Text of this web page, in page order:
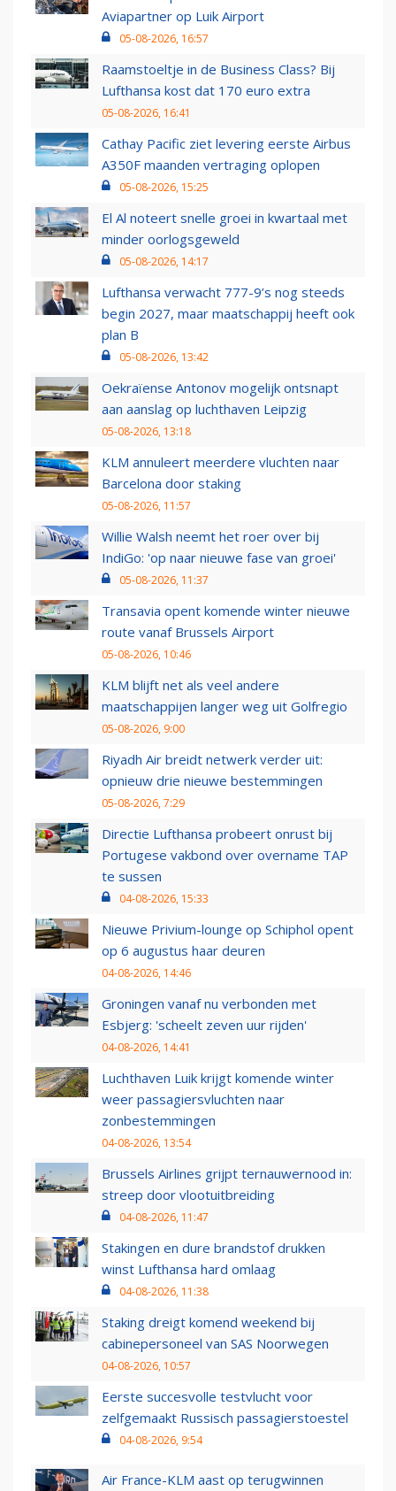
Aviapartner op Luik Airport
05-08-2026, 16:57
Raamstoeltje in de Business Class? Bij
Lufthansa kost dat 170 euro extra
05-08-2026, 16:41
Cathay Pacific ziet levering eerste Airbus
A350F maanden vertraging oplopen
05-08-2026, 15:25
El Al noteert snelle groei in kwartaal met
minder oorlogsgeweld
05-08-2026, 14:17
Lufthansa verwacht 777-9’s nog steeds
begin 2027, maar maatschappij heeft ook
plan B
05-08-2026, 13:42
Oekraïense Antonov mogelijk ontsnapt
aan aanslag op luchthaven Leipzig
05-08-2026, 13:18
KLM annuleert meerdere vluchten naar
Barcelona door staking
05-08-2026, 11:57
Willie Walsh neemt het roer over bij
IndiGo: 'op naar nieuwe fase van groei'
05-08-2026, 11:37
Transavia opent komende winter nieuwe
route vanaf Brussels Airport
05-08-2026, 10:46
KLM blijft net als veel andere
maatschappijen langer weg uit Golfregio
05-08-2026, 9:00
Riyadh Air breidt netwerk verder uit:
opnieuw drie nieuwe bestemmingen
05-08-2026, 7:29
Directie Lufthansa probeert onrust bij
Portugese vakbond over overname TAP
te sussen
04-08-2026, 15:33
Nieuwe Privium-lounge op Schiphol opent
op 6 augustus haar deuren
04-08-2026, 14:46
Groningen vanaf nu verbonden met
Esbjerg: 'scheelt zeven uur rijden'
04-08-2026, 14:41
Luchthaven Luik krijgt komende winter
weer passagiersvluchten naar
zonbestemmingen
04-08-2026, 13:54
Brussels Airlines grijpt ternauwernood in:
streep door vlootuitbreiding
04-08-2026, 11:47
Stakingen en dure brandstof drukken
winst Lufthansa hard omlaag
04-08-2026, 11:38
Staking dreigt komend weekend bij
cabinepersoneel van SAS Noorwegen
04-08-2026, 10:57
Eerste succesvolle testvlucht voor
zelfgemaakt Russisch passagierstoestel
04-08-2026, 9:54
Air France-KLM aast op terugwinnen